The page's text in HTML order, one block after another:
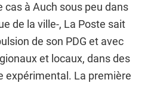
cas à Auch sous peu dans
de la ville-, La Poste sait
de son PDG et avec
et locaux, dans des
expérimental. La première